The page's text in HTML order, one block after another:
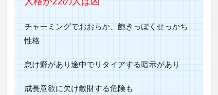
チャーミングでおおらか、飽きっぽくせっかち
性格
怠け癖があり途中でリタイアする暗示があり
成長意欲に欠け散財する危険も